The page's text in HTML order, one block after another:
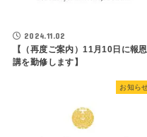
2024.11.02
【（再度ご案内）11月10日に報恩
講を勤修します】
お知ら